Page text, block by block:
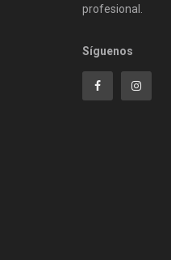
profesional.
Síguenos